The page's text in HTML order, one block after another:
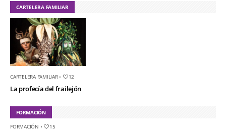
CARTELERA FAMILIAR
CARTELERA FAMILIAR• 12
La profecía del frailejón
FORMACIÓN
FORMACIÓN • 15